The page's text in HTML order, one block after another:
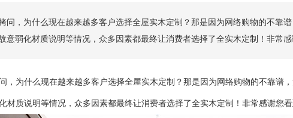
问，为什么现在越来越多客户选择全屋实木定制？那是因为网络购物的不
弱化材质说明等情况，众多因素都最终让消费者选择了全实木定制！非常
，为什么现在越来越多客户选择全屋实木定制？那是因为网络购物的不靠
质说明等情况，众多因素都最终让消费者选择了全实木定制！非常感谢您